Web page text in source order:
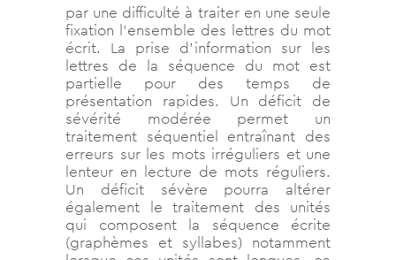
par une difficulté à traiter en une seule
fixation l’ensemble des lettres du mot
écrit. La prise d’information sur les
lettres de la séquence du mot est
partielle pour des temps de
présentation rapides. Un déficit de
sévérité modérée permet un
traitement séquentiel entraînant des
erreurs sur les mots irréguliers et une
lenteur en lecture de mots réguliers.
Un déficit sévère pourra altérer
également le traitement des unités
qui composent la séquence écrite
(graphèmes et syllabes) notamment